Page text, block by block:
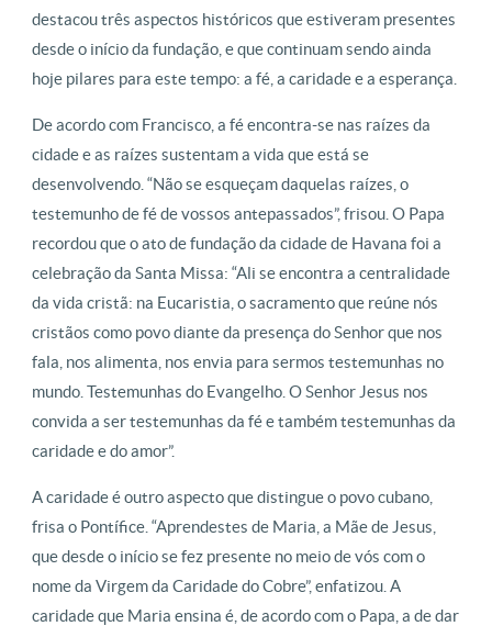
destacou três aspectos históricos que estiveram presentes
desde o início da fundação, e que continuam sendo ainda
hoje pilares para este tempo: a fé, a caridade e a esperança.
De acordo com Francisco, a fé encontra-se nas raízes da
cidade e as raízes sustentam a vida que está se
desenvolvendo. “Não se esqueçam daquelas raízes, o
testemunho de fé de vossos antepassados”, frisou. O Papa
recordou que o ato de fundação da cidade de Havana foi a
celebração da Santa Missa: “Ali se encontra a centralidade
da vida cristã: na Eucaristia, o sacramento que reúne nós
cristãos como povo diante da presença do Senhor que nos
fala, nos alimenta, nos envia para sermos testemunhas no
mundo. Testemunhas do Evangelho. O Senhor Jesus nos
convida a ser testemunhas da fé e também testemunhas da
caridade e do amor”.
A caridade é outro aspecto que distingue o povo cubano,
frisa o Pontífice. “Aprendestes de Maria, a Mãe de Jesus,
que desde o início se fez presente no meio de vós com o
nome da Virgem da Caridade do Cobre”, enfatizou. A
caridade que Maria ensina é, de acordo com o Papa, a de dar